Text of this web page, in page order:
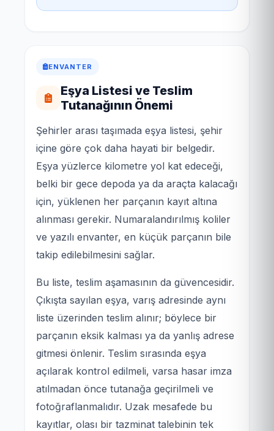
ENVANTER
Eşya Listesi ve Teslim
Tutanağının Önemi
Şehirler arası taşımada eşya listesi, şehir
içine göre çok daha hayati bir belgedir.
Eşya yüzlerce kilometre yol kat edeceği,
belki bir gece depoda ya da araçta kalacağı
için, yüklenen her parçanın kayıt altına
alınması gerekir. Numaralandırılmış koliler
ve yazılı envanter, en küçük parçanın bile
takip edilebilmesini sağlar.
Bu liste, teslim aşamasının da güvencesidir.
Çıkışta sayılan eşya, varış adresinde aynı
liste üzerinden teslim alınır; böylece bir
parçanın eksik kalması ya da yanlış adrese
gitmesi önlenir. Teslim sırasında eşya
açılarak kontrol edilmeli, varsa hasar imza
atılmadan önce tutanağa geçirilmeli ve
fotoğraflanmalıdır. Uzak mesafede bu
kayıtlar, olası bir tazminat talebinin tek